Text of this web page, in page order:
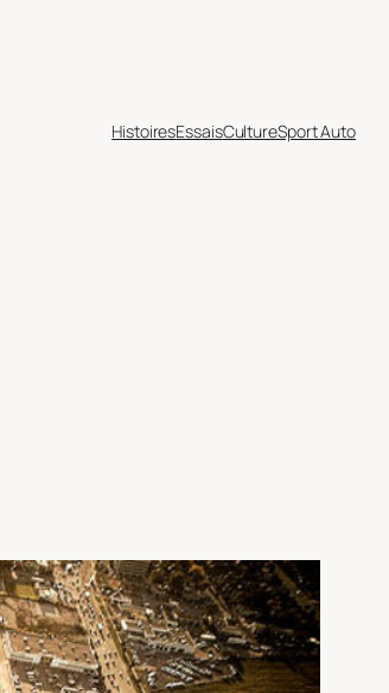
HistoiresEssaisCultureSport Auto